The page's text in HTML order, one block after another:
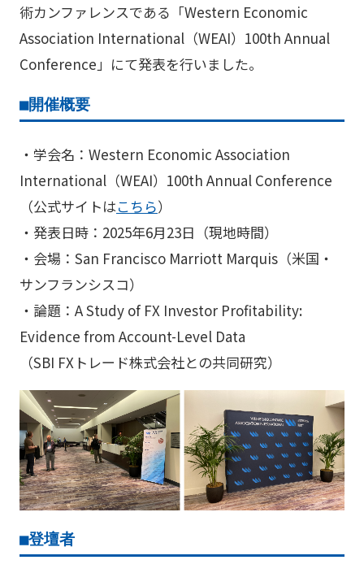
術カンファレンスである「Western Economic
Association International（WEAI）100th Annual
Conference」にて発表を行いました。
■開催概要
・学会名：Western Economic Association
International（WEAI）100th Annual Conference
（公式サイトはこちら）
・発表日時：2025年6月23日（現地時間）
・会場：San Francisco Marriott Marquis（米国・
サンフランシスコ）
・論題：A Study of FX Investor Profitability:
Evidence from Account-Level Data
（SBI FXトレード株式会社との共同研究）
■登壇者